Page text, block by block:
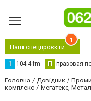
Наші спецпроєкти
1
1 104.4 fm П правовая
Головна Довідник
комплекс
Мегатекс,